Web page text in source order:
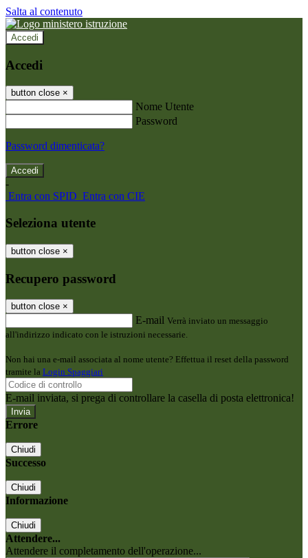
Salta al contenuto
Accedi
Accedi
button close ×
Nome Utente
Password
Password dimenticata?
-
Entra con SPID Entra con CIE
Seleziona utente
button close ×
Recupero password
button close ×
E-mail Verrà inviato un messaggio
all'indirizzo indicato con le istruzioni necessarie.
Non hai una e-mail associata al nome utente? Effettua il reset della password
tramite la Login Spaggiari
E-mail inviata, si prega di controllare la casella di posta elettronica!
Errore
Chiudi
Successo
Chiudi
Informazione
Chiudi
Attendere...
Attendere il completamento dell'operazione...